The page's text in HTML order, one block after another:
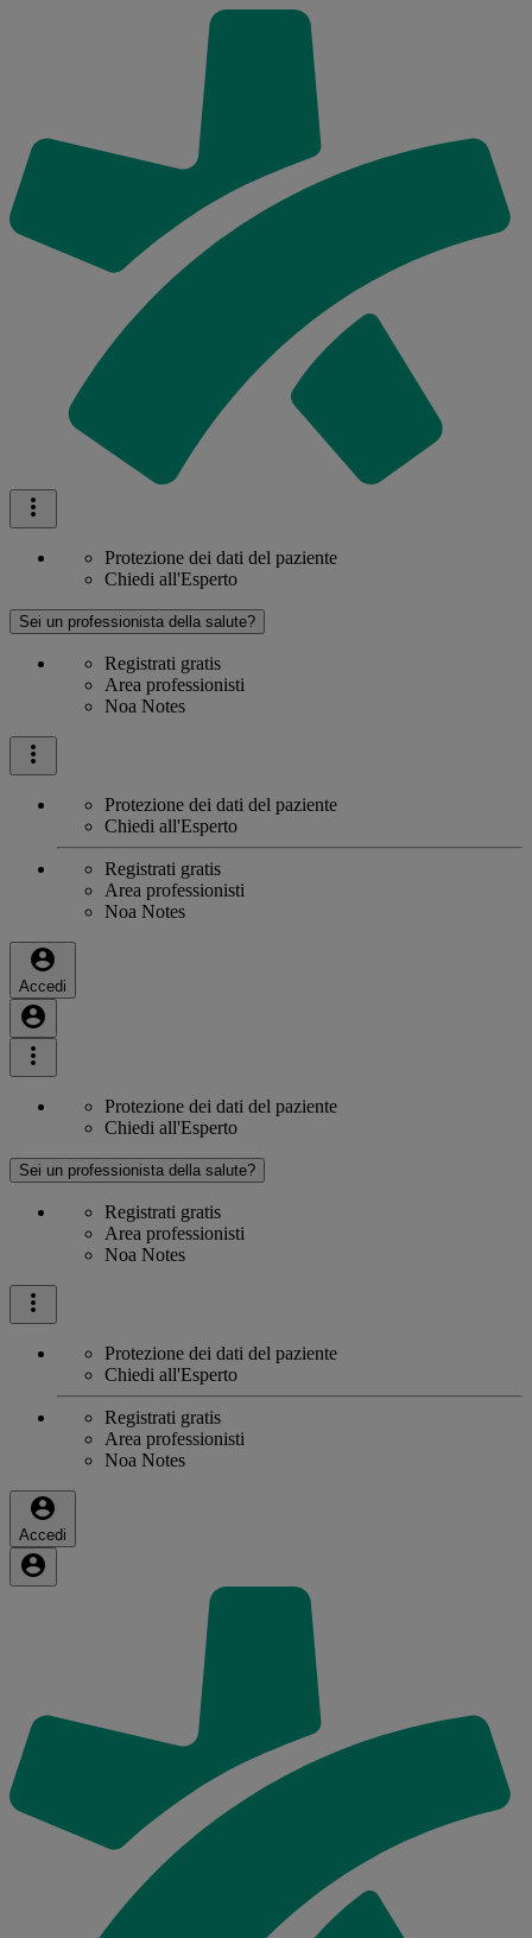
Protezione dei dati del paziente
Chiedi all'Esperto
Sei un professionista della salute?
Registrati gratis
Area professionisti
Noa Notes
Protezione dei dati del paziente
Chiedi all'Esperto
Registrati gratis
Area professionisti
Noa Notes
Accedi
Protezione dei dati del paziente
Chiedi all'Esperto
Sei un professionista della salute?
Registrati gratis
Area professionisti
Noa Notes
Protezione dei dati del paziente
Chiedi all'Esperto
Registrati gratis
Area professionisti
Noa Notes
Accedi